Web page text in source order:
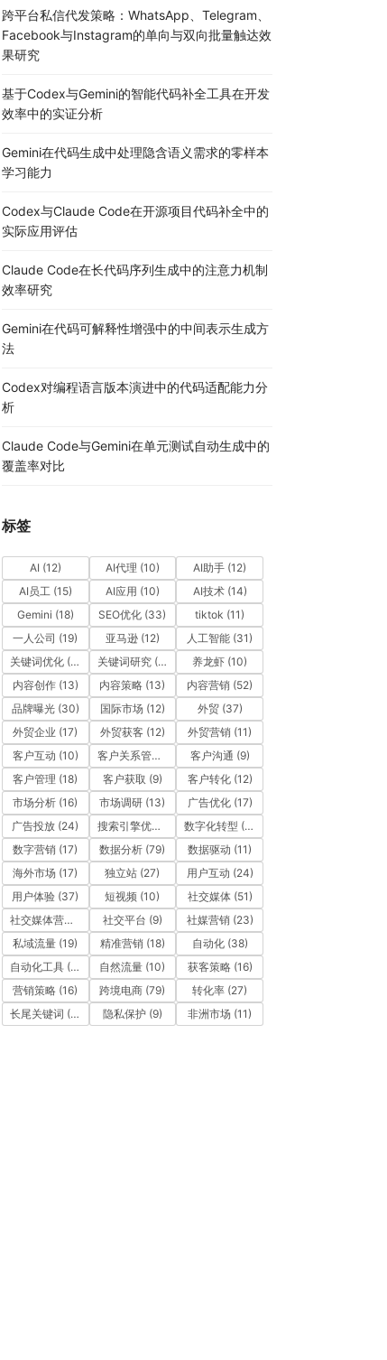
跨平台私信代发策略：WhatsApp、Telegram、
Facebook与Instagram的单向与双向批量触达效
果研究
基于Codex与Gemini的智能代码补全工具在开发
效率中的实证分析
Gemini在代码生成中处理隐含语义需求的零样本
学习能力
Codex与Claude Code在开源项目代码补全中的
实际应用评估
Claude Code在长代码序列生成中的注意力机制
效率研究
Gemini在代码可解释性增强中的中间表示生成方
法
Codex对编程语言版本演进中的代码适配能力分
析
Claude Code与Gemini在单元测试自动生成中的
覆盖率对比
标签
AI (12) AI代理 (10) AI助手 (12)
AI员工(15) AI应用 (10) AI技术(14)
Gemini (18) SEO优化 (33) tiktok (11)
一人公司 (19) 亚马逊(12) 人工智能 (31)
关键词优化 (10) 关键词研究(12) 养龙虾 (10)
内容创作(13) 内容策略 (13) 内容营销 (52)
品牌曝光(30) 国际市场 (12) 外贸(37)
外贸企业 (17) 外贸获客(12) 外贸营销 (11)
客户互动 (10) 客户关系管理 客户沟通 (9)
客户管理 (18) 客户获取 (9) 客户转化(12)
市场分析 (16) 市场调研 (13) 广告优化(17)
广告投放 (24) 搜索引擎优化 (41)数字化转型 (19)
数字营销 (17) 数据分析 (79) 数据驱动 (11)
海外市场 (17) 独立站 (27) 用户互动 (24)
用户体验 (37) 短视频 (10) 社交媒体(51)
社交媒体营销
社交平台 (9) 社媒营销(23)
私域流量 (19) 精准营销(18) 自动化(38)
自动化工具 (11) 自然流量 (10) 获客策略(16)
营销策略 (16) 跨境电商 (79) 转化率 (27)
长尾关键词 (12) 隐私保护(9) 非洲市场 (11)